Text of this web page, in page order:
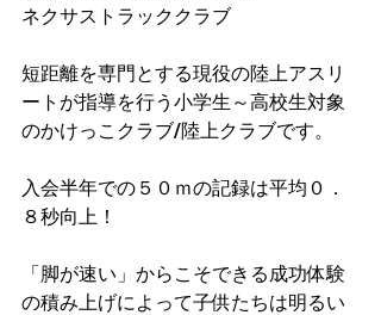
ネクサストラッククラブ
短距離を専門とする現役の陸上アスリ
ートが指導を行う小学生～高校生対象
のかけっこクラブ/陸上クラブです。
入会半年での５０ｍの記録は平均０．
８秒向上！​
「脚が速い」からこそできる成功体験
の積み上げによって子供たちは明るい